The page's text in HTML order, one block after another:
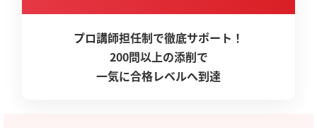
プロ講師担任制で徹底サポート！
200問以上の添削で
一気に合格レベルへ到達